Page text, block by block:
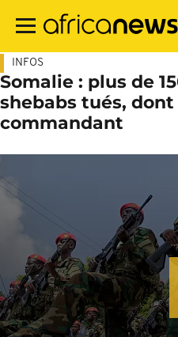
contenu
INFOS
Somalie : plus de
shebabs tués,
commandant